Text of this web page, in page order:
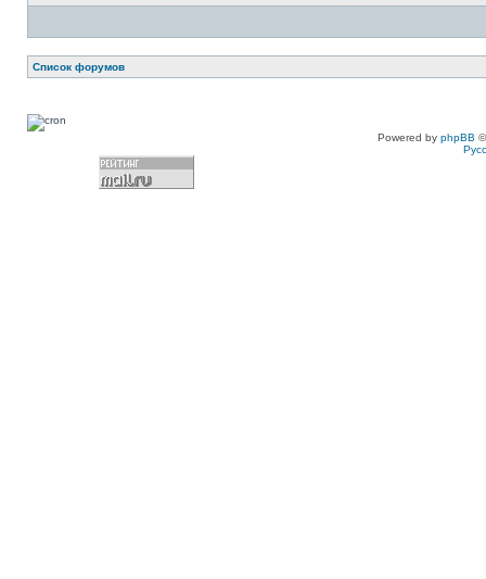
Список форумов
Powered by phpBB